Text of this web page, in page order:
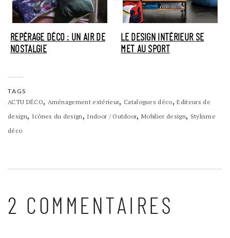
REPÉRAGE DÉCO : UN AIR DE
NOSTALGIE
LE DESIGN INTÉRIEUR SE
MET AU SPORT
TAGS
ACTU DÉCO, Aménagement extérieur, Catalogues déco,Editeurs de
design, Icônes du design, Indoor / Outdoor,Mobilier design, Stylisme
déco
2 COMMENTAIRES